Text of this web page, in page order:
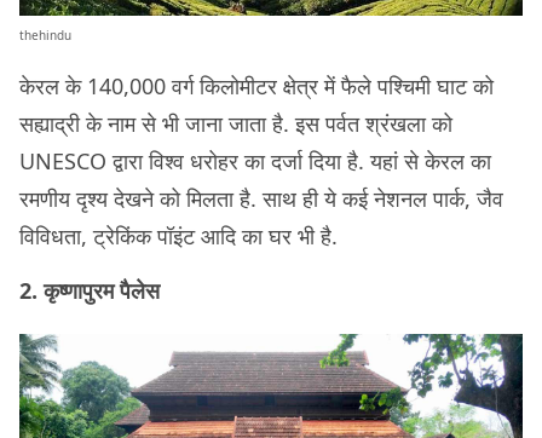
thehindu
केरल के 140,000 वर्ग किलोमीटर क्षेत्र में फैले पश्चिमी घाट को
सह्याद्री के नाम से भी जाना जाता है. इस पर्वत श्रंखला को
UNESCO द्वारा विश्व धरोहर का दर्जा दिया है. यहां से केरल का
रमणीय दृश्य देखने को मिलता है. साथ ही ये कई नेशनल पार्क, जैव
विविधता, ट्रेकिंक पॉइंट आदि का घर भी है.
2. कृष्णापुरम पैलेस